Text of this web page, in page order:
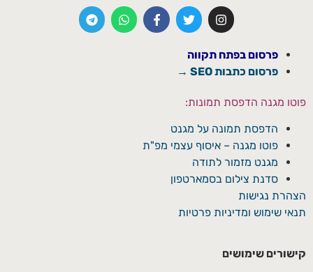
פרסום בפתח תקווה
פרסום כתבות SEO →
פוטו מגנה הדפסת תמונות:
הדפסת תמונה על מגנט
פוטו מגנה – איסוף עצמי מפ"ת
מגנט מזמור לתודה
סדנת צילום בסמארטפון
הצהרת נגישות
תנאי שימוש ומדיניות פרטיות
קישורים שימושים